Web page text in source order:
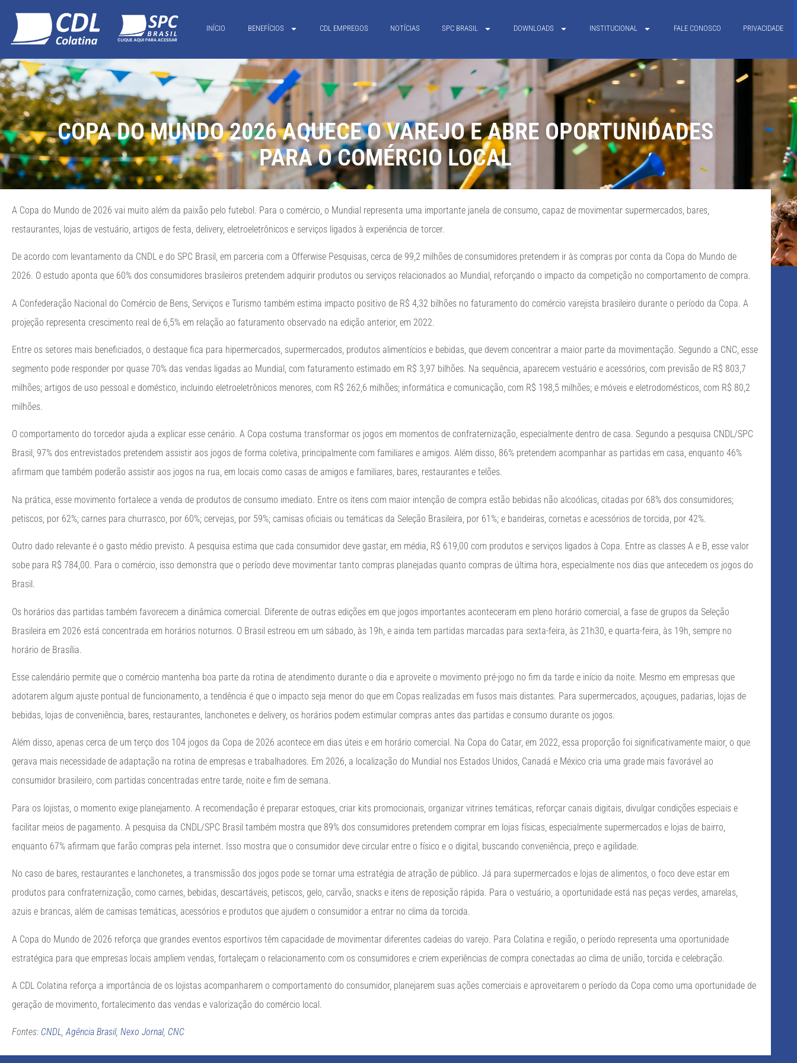
INÍCIO BENEFÍCIOS CDL EMPREGOS NOTÍCIAS SPC BRASIL DOWNLOADS INSTITUCIONAL FALE CONOSCO PRIVACIDADE
COPA DO MUNDO 2026 AQUECE O VAREJO E ABRE OPORTUNIDADES
PARA O COMÉRCIO LOCAL
A Copa do Mundo de 2026 vai muito além da paixão pelo futebol. Para o comércio, o Mundial representa uma importante janela de consumo, capaz de movimentar supermercados, bares,
restaurantes, lojas de vestuário, artigos de festa, delivery, eletroeletrônicos e serviços ligados à experiência de torcer.
De acordo com levantamento da CNDL e do SPC Brasil, em parceria com a Offerwise Pesquisas, cerca de 99,2 milhões de consumidores pretendem ir às compras por conta da Copa do Mundo de
2026. O estudo aponta que 60% dos consumidores brasileiros pretendem adquirir produtos ou serviços relacionados ao Mundial, reforçando o impacto da competição no comportamento de compra.
A Confederação Nacional do Comércio de Bens, Serviços e Turismo também estima impacto positivo de R$ 4,32 bilhões no faturamento do comércio varejista brasileiro durante o período da Copa. A
projeção representa crescimento real de 6,5% em relação ao faturamento observado na edição anterior, em 2022.
Entre os setores mais beneficiados, o destaque fica para hipermercados, supermercados, produtos alimentícios e bebidas, que devem concentrar a maior parte da movimentação. Segundo a CNC, esse
segmento pode responder por quase 70% das vendas ligadas ao Mundial, com faturamento estimado em R$ 3,97 bilhões. Na sequência, aparecem vestuário e acessórios, com previsão de R$ 803,7
milhões; artigos de uso pessoal e doméstico, incluindo eletroeletrônicos menores, com R$ 262,6 milhões; informática e comunicação, com R$ 198,5 milhões; e móveis e eletrodomésticos, com R$ 80,2
milhões.
O comportamento do torcedor ajuda a explicar esse cenário. A Copa costuma transformar os jogos em momentos de confraternização, especialmente dentro de casa. Segundo a pesquisa CNDL/SPC
Brasil, 97% dos entrevistados pretendem assistir aos jogos de forma coletiva, principalmente com familiares e amigos. Além disso, 86% pretendem acompanhar as partidas em casa, enquanto 46%
afirmam que também poderão assistir aos jogos na rua, em locais como casas de amigos e familiares, bares, restaurantes e telões.
Na prática, esse movimento fortalece a venda de produtos de consumo imediato. Entre os itens com maior intenção de compra estão bebidas não alcoólicas, citadas por 68% dos consumidores;
petiscos, por 62%; carnes para churrasco, por 60%; cervejas, por 59%; camisas oficiais ou temáticas da Seleção Brasileira, por 61%; e bandeiras, cornetas e acessórios de torcida, por 42%.
Outro dado relevante é o gasto médio previsto. A pesquisa estima que cada consumidor deve gastar, em média, R$ 619,00 com produtos e serviços ligados à Copa. Entre as classes A e B, esse valor
sobe para R$ 784,00. Para o comércio, isso demonstra que o período deve movimentar tanto compras planejadas quanto compras de última hora, especialmente nos dias que antecedem os jogos do
Brasil.
Os horários das partidas também favorecem a dinâmica comercial. Diferente de outras edições em que jogos importantes aconteceram em pleno horário comercial, a fase de grupos da Seleção
Brasileira em 2026 está concentrada em horários noturnos. O Brasil estreou em um sábado, às 19h, e ainda tem partidas marcadas para sexta-feira, às 21h30, e quarta-feira, às 19h, sempre no
horário de Brasília.
Esse calendário permite que o comércio mantenha boa parte da rotina de atendimento durante o dia e aproveite o movimento pré-jogo no fim da tarde e início da noite. Mesmo em empresas que
adotarem algum ajuste pontual de funcionamento, a tendência é que o impacto seja menor do que em Copas realizadas em fusos mais distantes. Para supermercados, açougues, padarias, lojas de
bebidas, lojas de conveniência, bares, restaurantes, lanchonetes e delivery, os horários podem estimular compras antes das partidas e consumo durante os jogos.
Além disso, apenas cerca de um terço dos 104 jogos da Copa de 2026 acontece em dias úteis e em horário comercial. Na Copa do Catar, em 2022, essa proporção foi significativamente maior, o que
gerava mais necessidade de adaptação na rotina de empresas e trabalhadores. Em 2026, a localização do Mundial nos Estados Unidos, Canadá e México cria uma grade mais favorável ao
consumidor brasileiro, com partidas concentradas entre tarde, noite e fim de semana.
Para os lojistas, o momento exige planejamento. A recomendação é preparar estoques, criar kits promocionais, organizar vitrines temáticas, reforçar canais digitais, divulgar condições especiais e
facilitar meios de pagamento. A pesquisa da CNDL/SPC Brasil também mostra que 89% dos consumidores pretendem comprar em lojas físicas, especialmente supermercados e lojas de bairro,
enquanto 67% afirmam que farão compras pela internet. Isso mostra que o consumidor deve circular entre o físico e o digital, buscando conveniência, preço e agilidade.
No caso de bares, restaurantes e lanchonetes, a transmissão dos jogos pode se tornar uma estratégia de atração de público. Já para supermercados e lojas de alimentos, o foco deve estar em
produtos para confraternização, como carnes, bebidas, descartáveis, petiscos, gelo, carvão, snacks e itens de reposição rápida. Para o vestuário, a oportunidade está nas peças verdes, amarelas,
azuis e brancas, além de camisas temáticas, acessórios e produtos que ajudem o consumidor a entrar no clima da torcida.
A Copa do Mundo de 2026 reforça que grandes eventos esportivos têm capacidade de movimentar diferentes cadeias do varejo. Para Colatina e região, o período representa uma oportunidade
estratégica para que empresas locais ampliem vendas, fortaleçam o relacionamento com os consumidores e criem experiências de compra conectadas ao clima de união, torcida e celebração.
A CDL Colatina reforça a importância de os lojistas acompanharem o comportamento do consumidor, planejarem suas ações comerciais e aproveitarem o período da Copa como uma oportunidade de
geração de movimento, fortalecimento das vendas e valorização do comércio local.
Fontes: CNDL,Agência Brasil, Nexo Jornal, CNC